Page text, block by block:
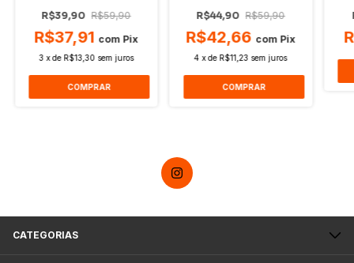
R$39,90 R$59,90
R$37,91 com Pix
3 xde R$13,30 sem juros
R$44,90 R$59,90
R$42,66 com Pix
4 xde R$11,23 sem juros
CATEGORIAS